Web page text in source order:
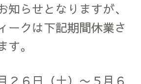
知らせとなりますが、
ークは下記期間休業さ
。